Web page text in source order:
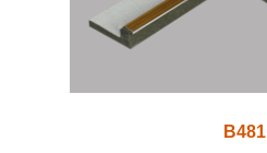
B481